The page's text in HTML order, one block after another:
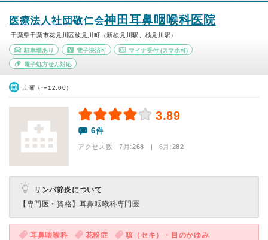
医療法人社団敬仁会神田耳鼻咽喉科医院
千葉県千葉市花見川区検見川町（新検見川駅、検見川駅）
駐車場あり 電子決済可 マイナ受付 (スマホ可)
電子処方せん対応
土曜（〜12:00）
3.89
6件
アクセス数 7月:268 | 6月:282
リンパ節炎について
【専門医・資格】 耳鼻咽喉科専門医
耳鼻咽喉科 花粉症
咳（セキ）・目のかゆみ